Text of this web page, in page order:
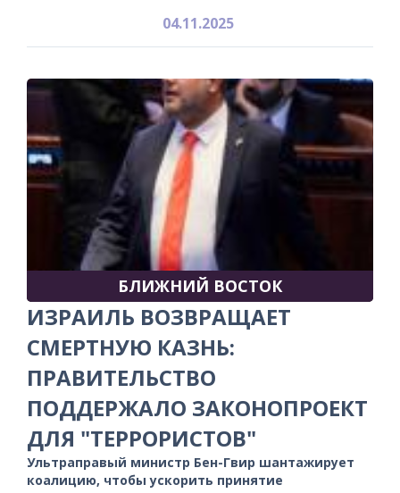
04.11.2025
БЛИЖНИЙ ВОСТОК
ИЗРАИЛЬ ВОЗВРАЩАЕТ
СМЕРТНУЮ КАЗНЬ:
ПРАВИТЕЛЬСТВО
ПОДДЕРЖАЛО ЗАКОНОПРОЕКТ
ДЛЯ "ТЕРРОРИСТОВ"
Ультраправый министр Бен-Гвир шантажирует
коалицию, чтобы ускорить принятие